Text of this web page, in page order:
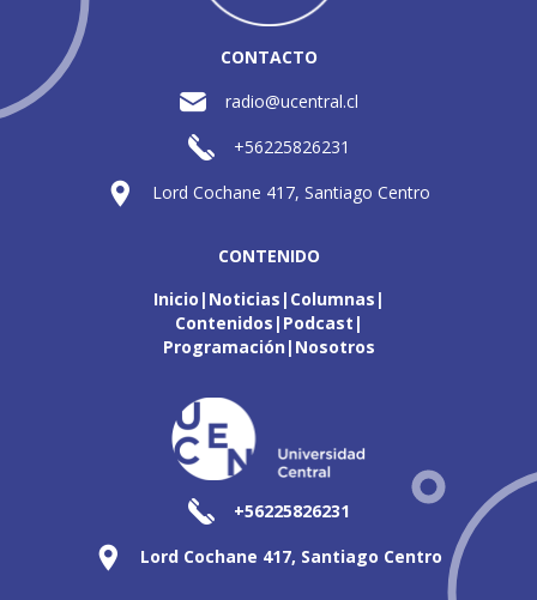
CONTACTO
radio@ucentral.cl
+56225826231
Lord Cochane 417, Santiago Centro
CONTENIDO
Inicio Noticias Columnas
Contenidos Podcast
Programación Nosotros
+56225826231
Lord Cochane 417, Santiago Centro